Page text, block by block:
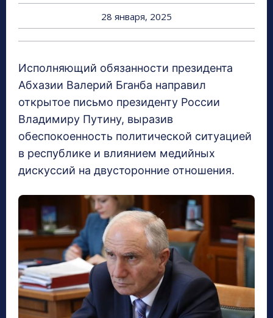
28 января, 2025
Исполняющий обязанности президента
Абхазии Валерий Бганба направил
открытое письмо президенту России
Владимиру Путину, выразив
обеспокоенность политической ситуацией
в республике и влиянием медийных
дискуссий на двусторонние отношения.